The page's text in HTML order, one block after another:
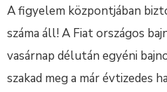
A figyelem központjában
száma áll! A Fiat országos
vasárnap délután egyéni
szakad meg a már évtizedes